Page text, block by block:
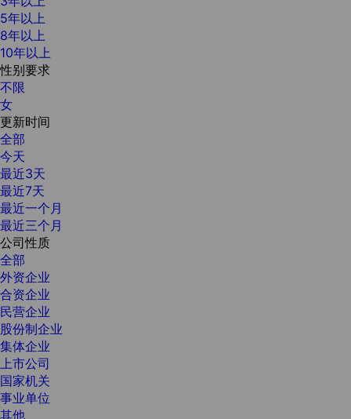
5年以上
8年以上
10年以上
性别要求
不限
女
更新时间
全部
今天
最近3天
最近7天
最近一个月
最近三个月
公司性质
全部
外资企业
合资企业
民营企业
股份制企业
集体企业
上市公司
国家机关
事业单位
其他